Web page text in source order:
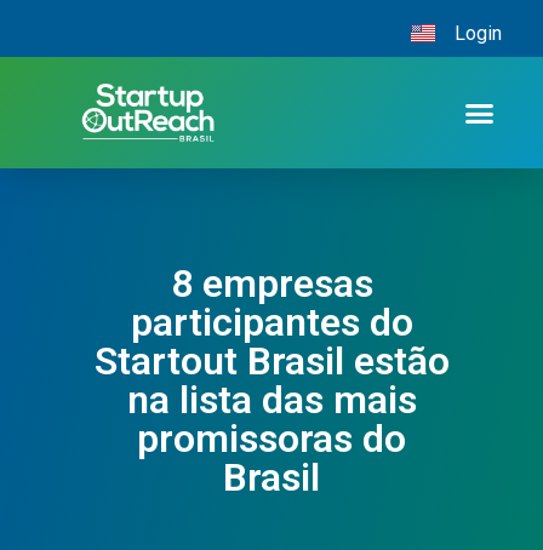
Login
8 empresas
participantes do
Startout Brasil estão
na lista das mais
promissoras do
Brasil